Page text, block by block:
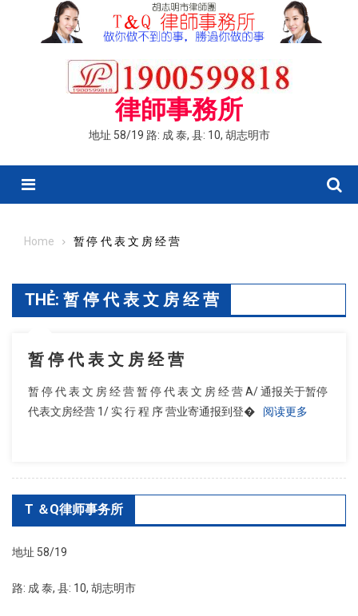
律師事務所
地址 58/19 路: 成 泰, 县: 10, 胡志明市
Menu
Home 暂 停 代 表 文 房 经 营
THẺ: 暂 停 代 表 文 房 经 营
暂 停 代 表 文 房 经 营
暂 停 代 表 文 房 经 营 暂 停 代 表 文 房 经 营 A/ 通报关于暂停
代表文房经营 1/ 实 行 程 序 营业寄通报到登�
阅读更多
T ＆Q律师事务所
地址 58/19
路: 成 泰, 县: 10, 胡志明市